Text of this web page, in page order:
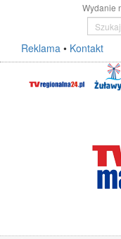
Wydanie
Reklama • Kontakt